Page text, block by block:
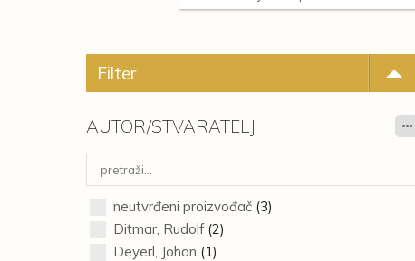
Filter
AUTOR/STVARATELJ
neutvrđeni proizvođač(3)
Ditmar, Rudolf(2)
Deyerl, Johan (1)